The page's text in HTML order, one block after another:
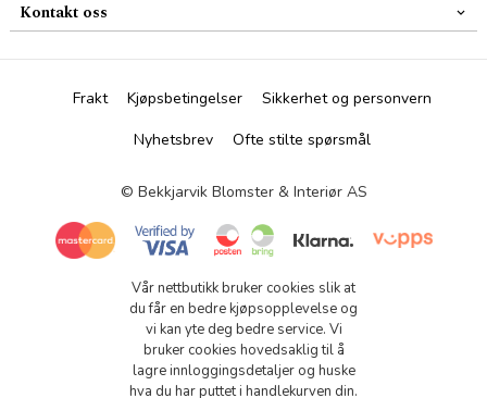
Kontakt oss
Frakt Kjøpsbetingelser
Sikkerhet og personvern
Nyhetsbrev
Ofte stilte spørsmål
© Bekkjarvik Blomster & Interiør AS
Vår nettbutikk bruker cookies slik at
du får en bedre kjøpsopplevelse og
vi kan yte deg bedre service. Vi
bruker cookies hovedsaklig til å
lagre innloggingsdetaljer og huske
hva du har puttet i handlekurven din.